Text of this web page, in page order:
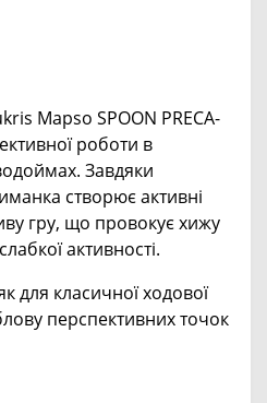
Mapso SPOON PRECA-
роботи в
Завдяки
створює активні
гру, що провокує хижу
активності.
для класичної ходової
перспективних точок